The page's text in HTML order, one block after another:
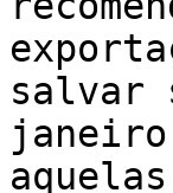
salvar
janeiro